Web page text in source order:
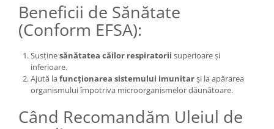
Beneficii de Sănătate
(Conform EFSA):
Susținesănătatea căilor respiratorii superioare și
inferioare.
Ajută lafuncționarea sistemului imunitarși la apărarea
organismului împotriva microorganismelor dăunătoare.
Când Recomandăm Uleiul de